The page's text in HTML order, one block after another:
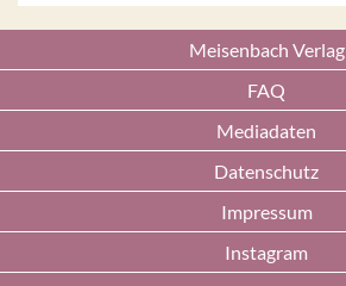
Meisenbach Verlag
FAQ
Mediadaten
Datenschutz
Impressum
Instagram